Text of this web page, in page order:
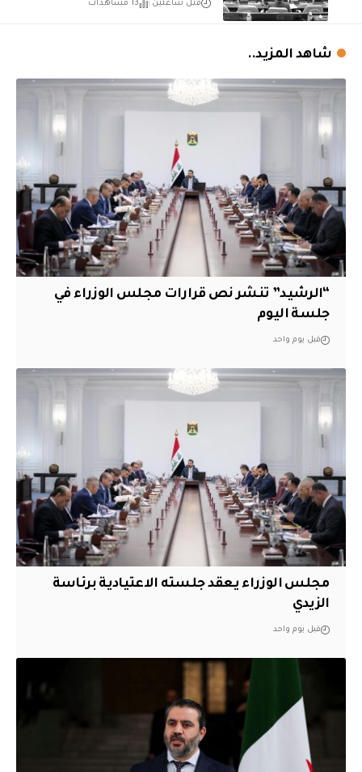
قبل ساعتين 13 مشاهدات
شاهد المزيد..
“الرشيد” تنشر نص قرارات مجلس الوزراء في
جلسة اليوم
قبل يوم واحد
مجلس الوزراء يعقد جلسته الاعتيادية برئاسة
الزيدي
قبل يوم واحد